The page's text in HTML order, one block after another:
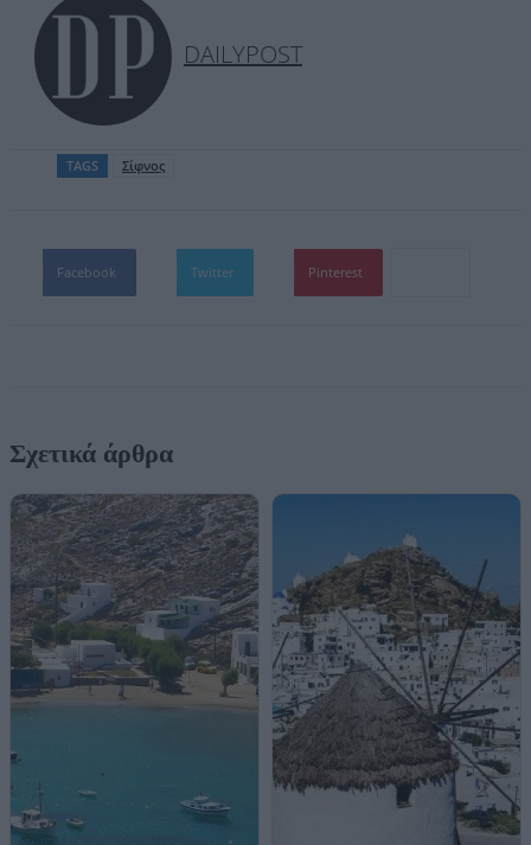
DAILYPOST
TAGS Σίφνος
Facebook Twitter Pinterest
Σχετικά άρθρα